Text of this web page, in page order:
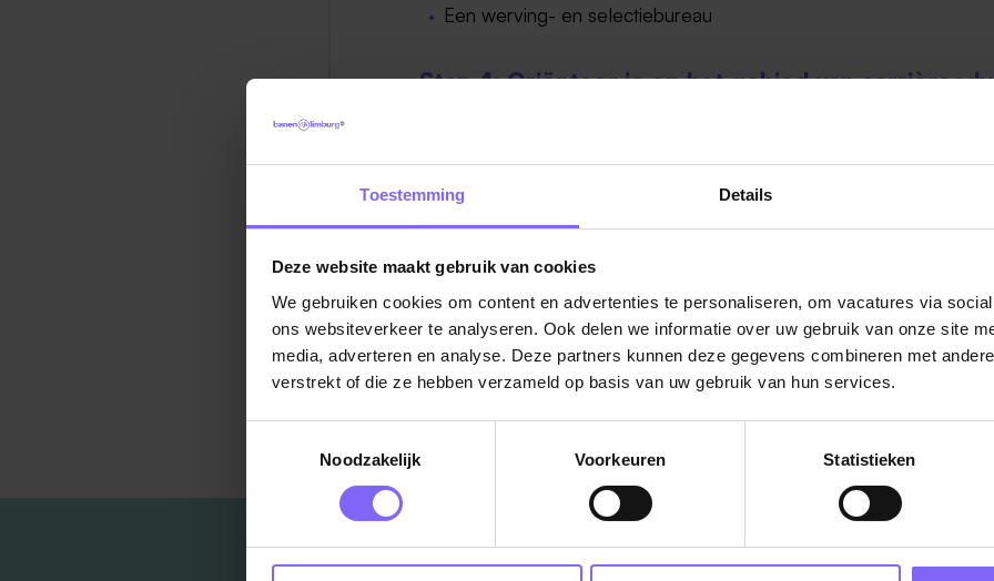
Toestemming Details
Deze website maakt gebruik van cookies
We gebruiken cookies om content en advertenties te personaliseren, om vacatures via
ons websiteverkeer te analyseren. Ook delen we informatie over uw gebruik van onze site
media, adverteren en analyse. Deze partners kunnen deze gegevens combineren met
verstrekt of die ze hebben verzameld op basis van uw gebruik van hun services.
Noodzakelijk
Voorkeuren Statistieken
Een werving- en selectiebureau
Stap 4: Oriënteer je op het gebied van
Veel succes!